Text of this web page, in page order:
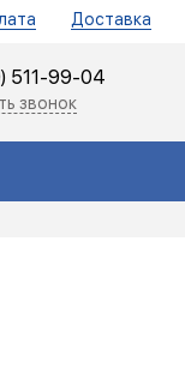
Доставка
511-99-04
звонок